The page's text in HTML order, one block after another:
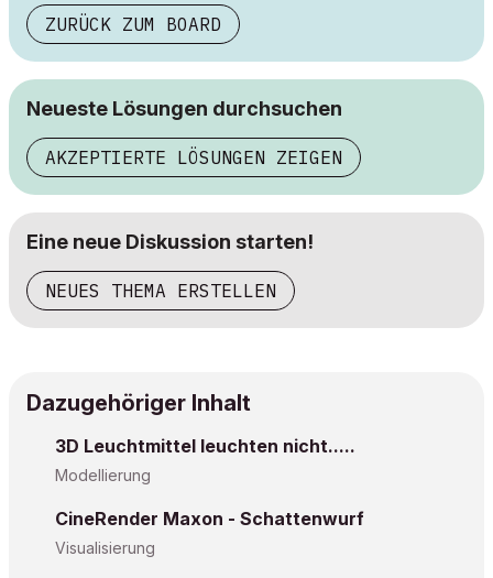
ZURÜCK ZUM BOARD
Neueste Lösungen durchsuchen
AKZEPTIERTE LÖSUNGEN ZEIGEN
Eine neue Diskussion starten!
NEUES THEMA ERSTELLEN
Dazugehöriger Inhalt
3D Leuchtmittel leuchten nicht.....
Modellierung
CineRender Maxon - Schattenwurf
Visualisierung